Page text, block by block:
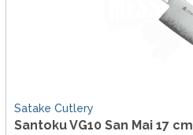
Satake Cutlery
Santoku VG10 San Mai 17 cm